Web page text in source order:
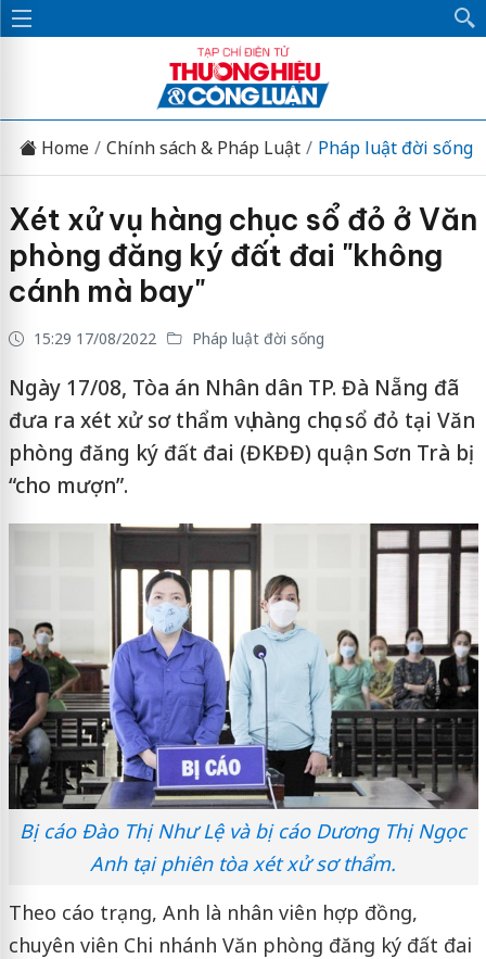
Home Chính sách & Pháp Luật Pháp luật đời sống
Xét xử vụ hàng chục sổ đỏ ở Văn
phòng đăng ký đất đai "không
cánh mà bay"
15:29 17/08/2022 Pháp luật đời sống
Ngày 17/08, Tòa án Nhân dân TP. Đà Nẵng đã
đưa ra xét xử sơ thẩm vụ hàng chục sổ đỏ tại Văn
phòng đăng ký đất đai (ĐKĐĐ) quận Sơn Trà bị
“cho mượn”.
Bị cáo Đào Thị Như Lệ và bị cáo Dương Thị Ngọc
Anh tại phiên tòa xét xử sơ thẩm.
Theo cáo trạng, Anh là nhân viên hợp đồng,
chuyên viên Chi nhánh Văn phòng đăng ký đất đai